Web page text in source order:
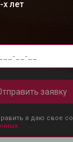
х лет
заявку
я даю свое